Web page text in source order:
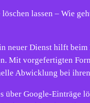
lassen – Wie
neuer Dienst hilft beim
Mit vorgefertigten
Abwicklung bei
über Google-Einträge